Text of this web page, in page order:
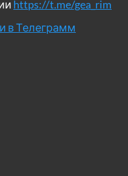
https://t.me/gea_rim
в Телеграмм